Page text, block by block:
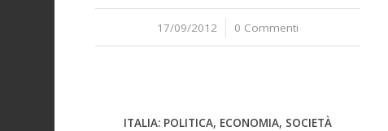
17/09/2012
/ 0 Commenti
ITALIA: POLITICA, ECONOMIA, SOCIETÀ